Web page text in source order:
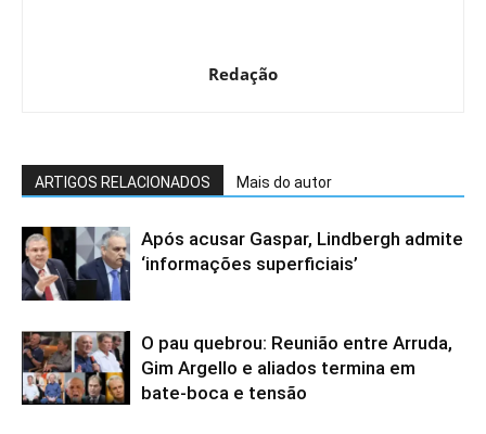
Redação
ARTIGOS RELACIONADOS Mais do autor
Após acusar Gaspar, Lindbergh admite
‘informações superficiais’
O pau quebrou: Reunião entre Arruda,
Gim Argello e aliados termina em
bate-boca e tensão